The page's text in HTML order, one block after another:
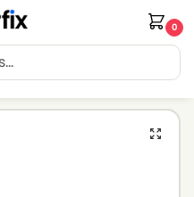
0
dès 30€ d’achat.